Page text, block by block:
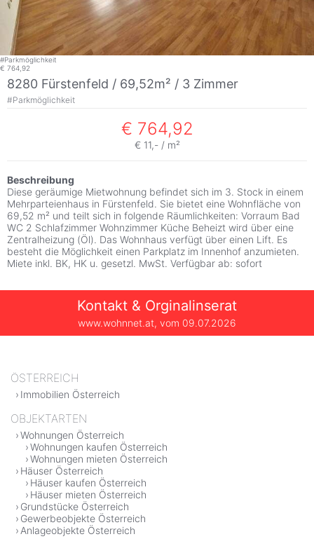
#Parkmöglichkeit
€ 764,92
8280 Fürstenfeld / 69,52m² / 3 Zimmer
#Parkmöglichkeit
€ 764,92
€ 11,- / m²
Beschreibung
Diese geräumige Mietwohnung befindet sich im 3. Stock in einem
Mehrparteienhaus in Fürstenfeld. Sie bietet eine Wohnfläche von
69,52 m² und teilt sich in folgende Räumlichkeiten: Vorraum Bad
WC 2 Schlafzimmer Wohnzimmer Küche Beheizt wird über eine
Zentralheizung (Öl). Das Wohnhaus verfügt über einen Lift. Es
besteht die Möglichkeit einen Parkplatz im Innenhof anzumieten.
Miete inkl. BK, HK u. gesetzl. MwSt. Verfügbar ab: sofort
Kontakt & Orginalinserat
www.wohnnet.at, vom 09.07.2026
ÖSTERREICH
Immobilien Österreich
OBJEKTARTEN
Wohnungen Österreich
Wohnungen kaufen Österreich
Wohnungen mieten Österreich
Häuser Österreich
Häuser kaufen Österreich
Häuser mieten Österreich
Grundstücke Österreich
Gewerbeobjekte Österreich
Anlageobjekte Österreich